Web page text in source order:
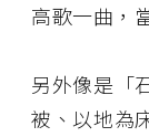
高歌一曲，
另外像是「
被、以地為